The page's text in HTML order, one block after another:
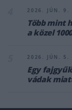
2026. JÚN. 9.
Több mint
a közel
2026. JÚN. 5.
Egy
vádak